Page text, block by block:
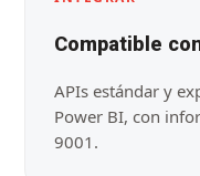
Compatible
APIs estándar y
Power BI, con
9001.